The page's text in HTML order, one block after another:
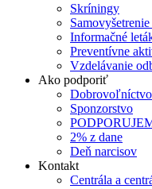
Skríningy
Informačné
Preventívne
Vzdelávanie
Ako podporiť
Dobrovoľníctvo
Sponzorstvo
2% z dane
Deň narcisov
Kontakt
Centrála a